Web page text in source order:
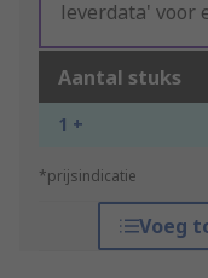
leverdata' voor
Aantal stuks
1 +
*prijsindicatie
Voeg